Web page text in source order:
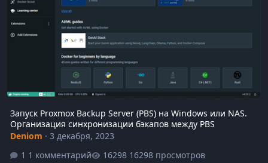
Запуск Proxmox Backup Server (PBS) на Windows или NAS.
Организация синхронизации бэкапов между PBS
Deniom · 3 декабря, 2023
1 комментарий
16298 просмотров